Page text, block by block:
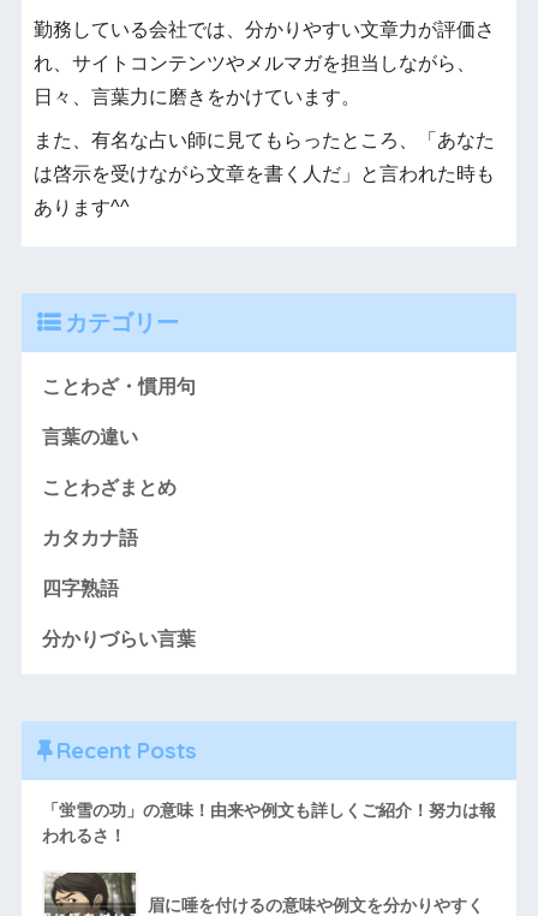
勤務している会社では、分かりやすい文章力が評価さ
れ、サイトコンテンツやメルマガを担当しながら、
日々、言葉力に磨きをかけています。
また、有名な占い師に見てもらったところ、「あなた
は啓示を受けながら文章を書く人だ」と言われた時も
あります^^
カテゴリー
ことわざ・慣用句
言葉の違い
ことわざまとめ
カタカナ語
四字熟語
分かりづらい言葉
Recent Posts
「蛍雪の功」の意味！由来や例文も詳しくご紹介！努力は報
われるさ！
眉に唾を付けるの意味や例文を分かりやすく